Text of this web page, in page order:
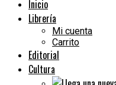
Inicio
Librería
Mi cuenta
Carrito
Editorial
Cultura